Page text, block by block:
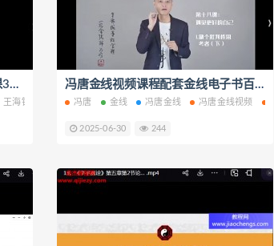
王海锁王氏中正骨科骨伤疼痛网课38集百度网盘下载学习
王海锁正骨
冯唐金线视频课程配套金线电子书百度网盘下载学习
冯唐 金线 冯唐金线 冯唐金线视频
2025-06-30 244